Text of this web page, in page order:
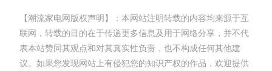
【潮流家电网版权声明】：本网站注明转载的内容均来源于互
联网，转载的目的在于传递更多信息及用于网络分享，并不代
表本站赞同其观点和对其真实性负责，也不构成任何其他建
议。如果您发现网站上有侵犯您的知识产权的作品，欢迎提供